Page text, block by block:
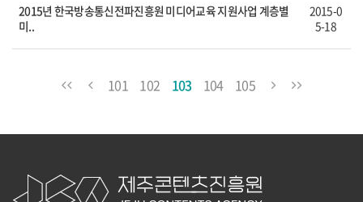
2015년 한국방송통신전파진흥원 미디어교육 지원사업 계층별
미..
2015-0
5-18
101 102 103 104 105